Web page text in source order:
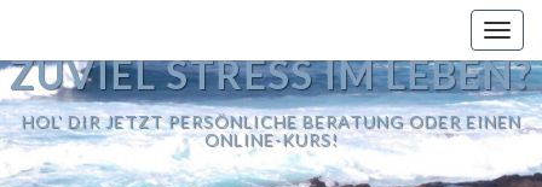
ZUVIEL STRESS IM LEBEN?
HOL' DIR JETZT PERSÖNLICHE BERATUNG ODER EINEN
ONLINE-KURS!